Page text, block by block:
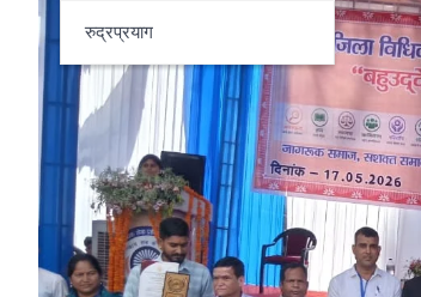
रुद्रप्रयाग